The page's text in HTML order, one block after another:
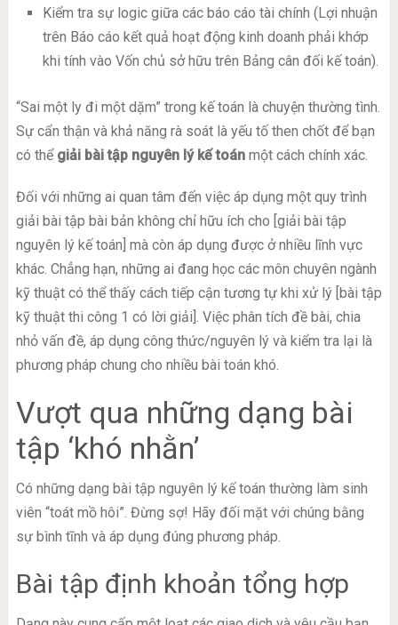
Kiểm tra sự logic giữa các báo cáo tài chính (Lợi nhuận
trên Báo cáo kết quả hoạt động kinh doanh phải khớp
khi tính vào Vốn chủ sở hữu trên Bảng cân đối kế toán).
“Sai một ly đi một dặm” trong kế toán là chuyện thường tình.
Sự cẩn thận và khả năng rà soát là yếu tố then chốt để bạn
có thể giải bài tập nguyên lý kế toánmột cách chính xác.
Đối với những ai quan tâm đến việc áp dụng một quy trình
giải bài tập bài bản không chỉ hữu ích cho [giải bài tập
nguyên lý kế toán] mà còn áp dụng được ở nhiều lĩnh vực
khác. Chẳng hạn, những ai đang học các môn chuyên ngành
kỹ thuật có thể thấy cách tiếp cận tương tự khi xử lý [bài tập
kỹ thuật thi công 1 có lời giải]. Việc phân tích đề bài, chia
nhỏ vấn đề, áp dụng công thức/nguyên lý và kiểm tra lại là
phương pháp chung cho nhiều bài toán khó.
Vượt qua những dạng bài
tập ‘khó nhằn’
Có những dạng bài tập nguyên lý kế toán thường làm sinh
viên “toát mồ hôi”. Đừng sợ! Hãy đối mặt với chúng bằng
sự bình tĩnh và áp dụng đúng phương pháp.
Bài tập định khoản tổng hợp